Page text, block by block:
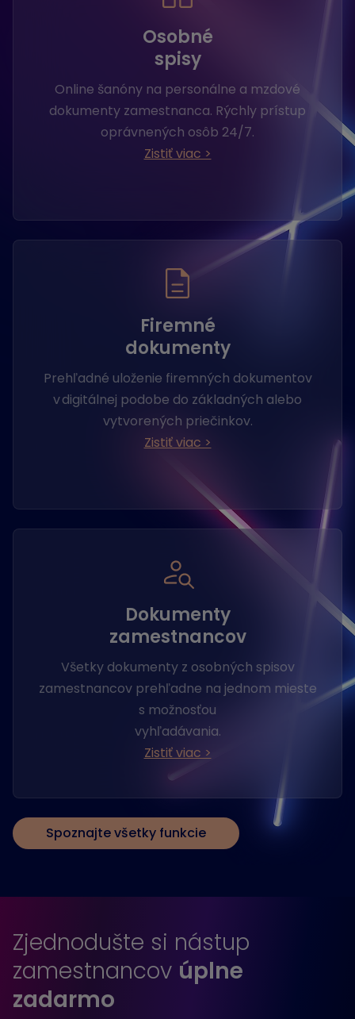
Osobné
spisy
Online šanóny na personálne a mzdové
dokumenty zamestnanca. Rýchly prístup
oprávnených osôb 24/7.
Zistiť viac >
Firemné
dokumenty
Prehľadné uloženie firemných dokumentov
v digitálnej podobe do základných alebo
vytvorených priečinkov.
Zistiť viac >
Dokumenty
zamestnancov
Všetky dokumenty z osobných spisov
zamestnancov prehľadne na jednom mieste
s možnosťou
vyhľadávania.
Zistiť viac >
Spoznajte všetky funkcie
Zjednodušte si nástup
zamestnancov úplne
zadarmo